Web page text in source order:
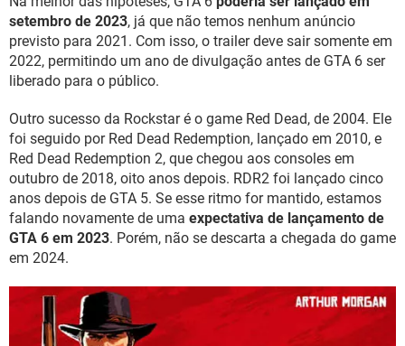
setembro de 2023, já que não temos nenhum anúncio
previsto para 2021. Com isso, o trailer deve sair somente em
2022, permitindo um ano de divulgação antes de GTA 6 ser
liberado para o público.
Outro sucesso da Rockstar é o game Red Dead, de 2004. Ele
foi seguido por Red Dead Redemption, lançado em 2010, e
Red Dead Redemption 2, que chegou aos consoles em
outubro de 2018, oito anos depois. RDR2 foi lançado cinco
anos depois de GTA 5. Se esse ritmo for mantido, estamos
falando novamente de uma expectativa de lançamento de
GTA 6 em 2023. Porém, não se descarta a chegada do game
em 2024.